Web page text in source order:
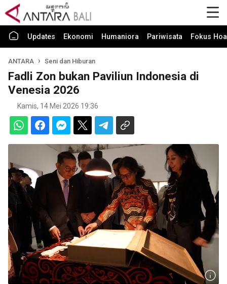
Updates Ekonomi Humaniora Pariwisata Fokus
ANTARA Seni dan Hiburan
Fadli Zon bukan Paviliun Indonesia di
Venesia 2026
Kamis, 14 Mei 2026 19:36